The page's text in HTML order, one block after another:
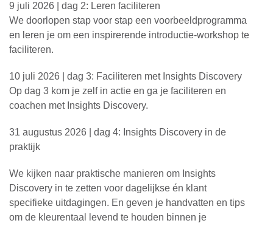
9 juli 2026 | dag 2: Leren faciliteren
We doorlopen stap voor stap een voorbeeldprogramma
en leren je om een inspirerende introductie-workshop te
faciliteren.
10 juli 2026 | dag 3: Faciliteren met Insights Discovery
Op dag 3 kom je zelf in actie en ga je faciliteren en
coachen met Insights Discovery.
31 augustus 2026 | dag 4: Insights Discovery in de
praktijk
We kijken naar praktische manieren om Insights
Discovery in te zetten voor dagelijkse én klant
specifieke uitdagingen. En geven je handvatten en tips
om de kleurentaal levend te houden binnen je